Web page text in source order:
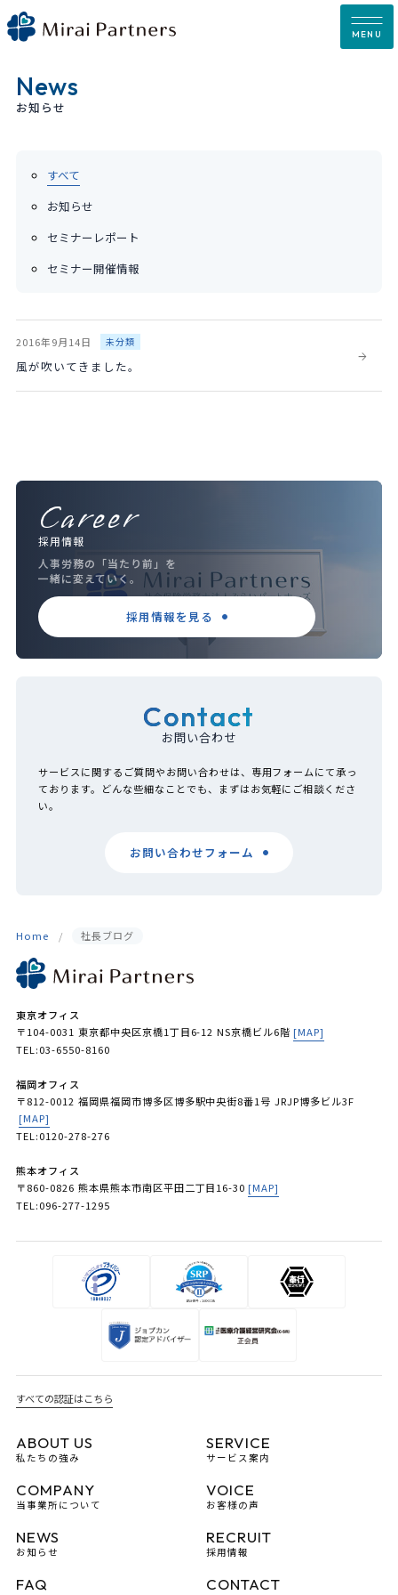
Skip
to
MENU
News
お知らせ
すべて
お知らせ
セミナーレポート
セミナー開催情報
2016年9月14日 未分類
風が吹いてきました。
Career
採用情報
人事労務の「当たり前」を
一緒に変えていく。
採用情報を見る
Contact
お問い合わせ
サービスに関するご質問やお問い合わせは、専用フォームにて承っ
ております。どんな些細なことでも、まずはお気軽にご相談くださ
い。
お問い合わせフォーム
Home 社長ブログ
東京オフィス
〒104-0031 東京都中央区京橋1丁目6-12 NS京橋ビル6階 [MAP]
TEL:03-6550-8160
福岡オフィス
〒812-0012 福岡県福岡市博多区博多駅中央街8番1号 JRJP博多ビル3F
[MAP]
TEL:0120-278-276
熊本オフィス
〒860-0826 熊本県熊本市南区平田二丁目16-30 [MAP]
TEL:096-277-1295
すべての認証はこちら
ABOUT US
私たちの強み
SERVICE
サービス案内
COMPANY
当事業所について
VOICE
お客様の声
NEWS
お知らせ
RECRUIT
採用情報
FAQ CONTACT